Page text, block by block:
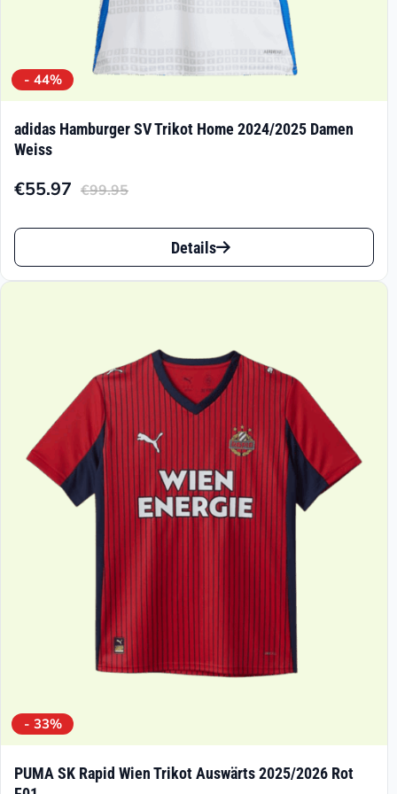
- 44%
adidas Hamburger SV Trikot Home 2024/2025 Damen
Weiss
€99.95
Ursprünglicher
Preis
€99.95
€55.97
Aktueller
Preis
€55.97.
Dieses
Produkt
Optionen
können
Produktseite
Details
- 33%
PUMA SK Rapid Wien Trikot Auswärts 2025/2026 Rot